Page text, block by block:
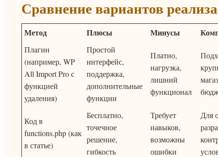
Сравнение вариантов
Метод Плюсы Минусы
Плагин
(например, WP
All Import Pro с
функцией
удаления)
Простой
интерфейс,
поддержка,
дополнительные
функции
Платно,
нагрузка,
лишний
функционал
Код в
functions.php (как
в статье)
Бесплатно,
точечное
решение,
гибкость
Требует
навыков,
возможны
ошибки
Для